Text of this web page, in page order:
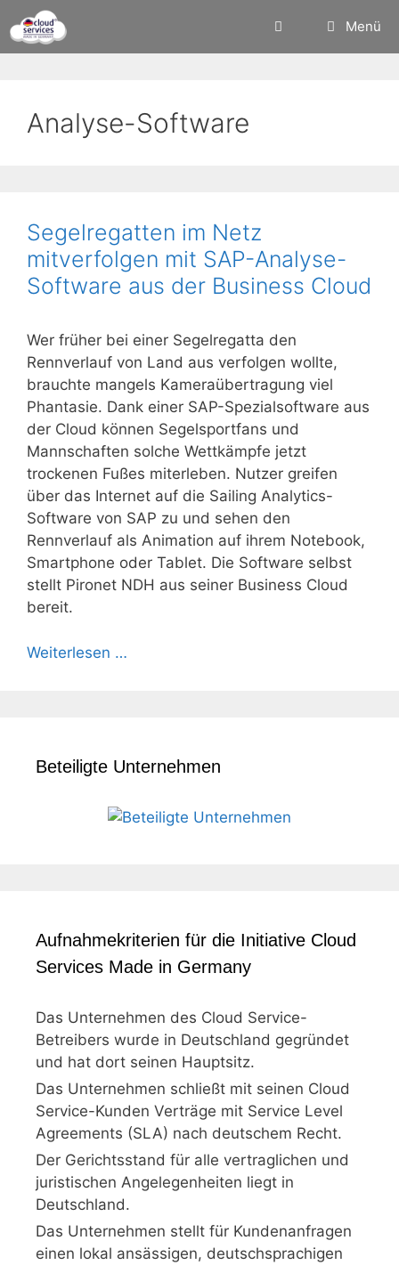
Inhalt
springen
Menü
Analyse-Software
Segelregatten im Netz
mitverfolgen mit SAP-Analyse-
Software aus der Business Cloud
Wer früher bei einer Segelregatta den
Rennverlauf von Land aus verfolgen wollte,
brauchte mangels Kameraübertragung viel
Phantasie. Dank einer SAP-Spezialsoftware aus
der Cloud können Segelsportfans und
Mannschaften solche Wettkämpfe jetzt
trockenen Fußes miterleben. Nutzer greifen
über das Internet auf die Sailing Analytics-
Software von SAP zu und sehen den
Rennverlauf als Animation auf ihrem Notebook,
Smartphone oder Tablet. Die Software selbst
stellt Pironet NDH aus seiner Business Cloud
bereit.
Weiterlesen …
Beteiligte Unternehmen
Aufnahmekriterien für die Initiative Cloud
Services Made in Germany
Das Unternehmen des Cloud Service-
Betreibers wurde in Deutschland gegründet
und hat dort seinen Hauptsitz.
Das Unternehmen schließt mit seinen Cloud
Service-Kunden Verträge mit Service Level
Agreements (SLA) nach deutschem Recht.
Der Gerichtsstand für alle vertraglichen und
juristischen Angelegenheiten liegt in
Deutschland.
Das Unternehmen stellt für Kundenanfragen
einen lokal ansässigen, deutschsprachigen